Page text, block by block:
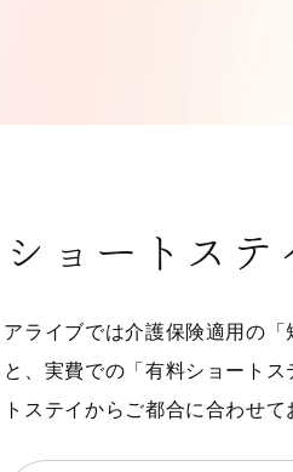
ショートステ
アライブでは介護保険適用の「
と、実費での「有料ショート
トステイからご都合に合わせて